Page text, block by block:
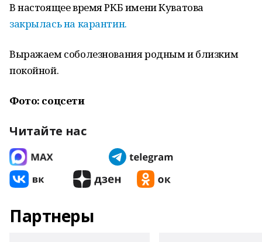
В настоящее время РКБ имени Куватова
закрылась на карантин.
Выражаем соболезнования родным и близким
покойной.
Фото: соцсети
Читайте нас
Партнеры